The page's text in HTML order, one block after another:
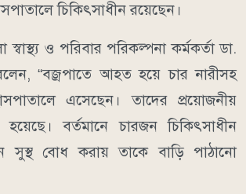
চিকিৎসাধীন রয়েছেন।
ও পরিবার পরিকল্পনা কর্মকর্তা ডা.
“বজ্রপাতে আহত হয়ে চার নারীসহ
এসেছেন। তাদের প্রয়োজনীয়
হয়েছে। বর্তমানে চারজন চিকিৎসাধীন
সুস্থ বোধ করায় তাকে বাড়ি পাঠানো